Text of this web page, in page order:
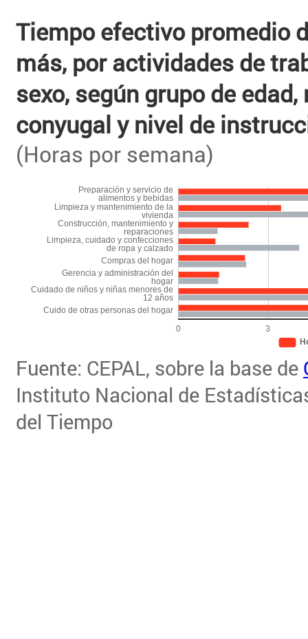
Tiempo efectivo promedio
más, por actividades de
sexo, según grupo de
conyugal y nivel de
(Horas por semana)
Fuente: CEPAL, sobre la base de
Instituto Nacional de
del Tiempo